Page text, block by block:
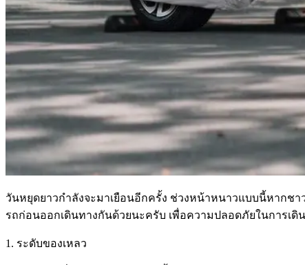
วันหยุดยาวกำลังจะมาเยือนอีกครั้ง ช่วงหน้าหนาวแบบนี้หากช
รถก่อนออกเดินทางกันด้วยนะครับ เพื่อความปลอดภัยในการเดิ
1. ระดับของเหลว